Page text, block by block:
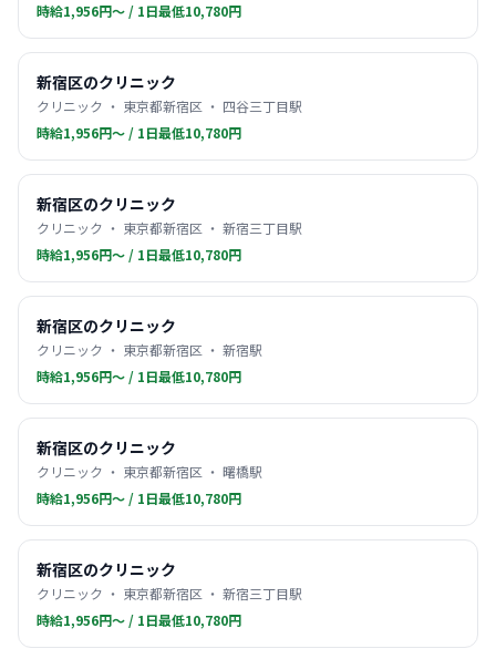
時給1,956円〜 / 1日最低10,780円
新宿区のクリニック
クリニック ・ 東京都新宿区 ・ 四谷三丁目駅
時給1,956円〜 / 1日最低10,780円
新宿区のクリニック
クリニック ・ 東京都新宿区 ・ 新宿三丁目駅
時給1,956円〜 / 1日最低10,780円
新宿区のクリニック
クリニック ・ 東京都新宿区 ・ 新宿駅
時給1,956円〜 / 1日最低10,780円
新宿区のクリニック
クリニック ・ 東京都新宿区 ・ 曙橋駅
時給1,956円〜 / 1日最低10,780円
新宿区のクリニック
クリニック ・ 東京都新宿区 ・ 新宿三丁目駅
時給1,956円〜 / 1日最低10,780円